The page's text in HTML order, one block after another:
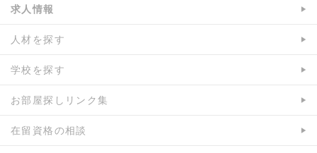
求人情報
人材を探す
学校を探す
お部屋探しリンク集
在留資格の相談